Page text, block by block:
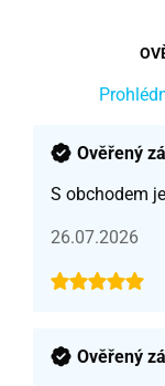
Ověřený
S obchodem
26.07.2026
Ověřený